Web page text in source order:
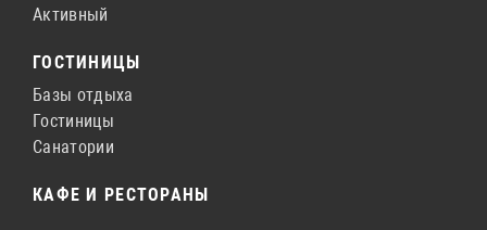
Активный
ГОСТИНИЦЫ
Базы отдыха
Гостиницы
Санатории
КАФЕ И РЕСТОРАНЫ